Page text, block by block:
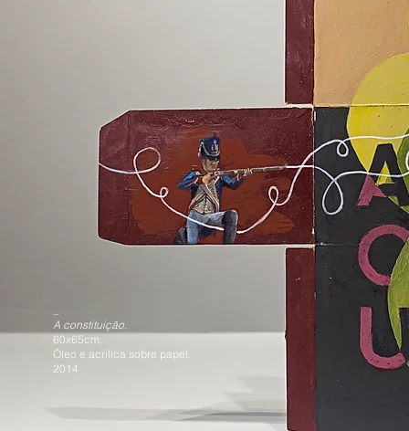
A constituição.
60x65cm,
Óleo e acrilica sobre papel.
2014